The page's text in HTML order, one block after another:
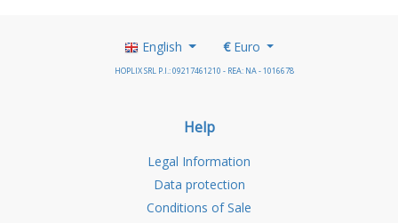
English €Euro
HOPLIX SRL P.I.: 09217461210 - REA: NA - 1016678
Help
Legal Information
Data protection
Conditions of Sale